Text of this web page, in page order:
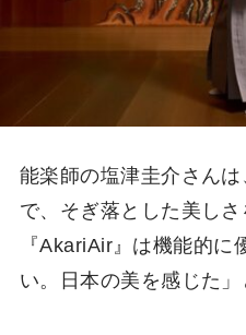
能楽師の塩津圭介さん
で、そぎ落とした美しさ
『AkariAir』は機能的に
い。日本の美を感じた」